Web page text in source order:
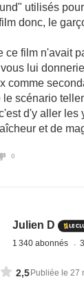
utilisés
donc, le
ce film n'avait
vous lui
comme
le scénario
d'y aller
et de
0
Julien D
1 340 abonnés
2,5Publiée le 27